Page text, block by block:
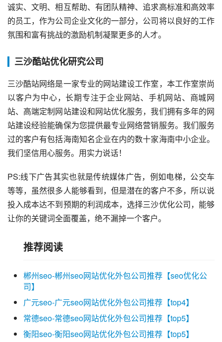
诚实、文明、相互帮助、有团队精神、追求高标准和高效率
的员工，作为公司企业文化的一部分，公司将以良好的工作
氛围和富有挑战的激励机制凝聚更多的人才。
三沙酷站优化研究公司
三沙酷站网络是一家专业的网站建设工作室，本工作室崇尚
以客户为中心，长期专注于企业网站、手机网站、商城网
站、高端定制网站建设和网站优化服务，我们拥有多年的网
站建设经验能确保为您提供最专业网络营销服务。我们服务
过的客户有包括海南知名企业在内的数十家海南中小企业。
我们坚信用心服务。用实力说话！
PS:线下广告其实也就是传统媒体广告，例如电梯，公交车
等等，虽然很多人能够看到，但是潜在的客户不多，所以说
投入成本达不到预期的利润成本，选择三沙优化公司，能够
让你的关键词全面覆盖，绝不漏掉一个客户。
推荐阅读
郴州seo-郴州seo网站优化外包公司推荐【seo优化公
司】
广元seo-广元seo网站优化外包公司推荐【top4】
常德seo-常德seo网站优化外包公司推荐【top5】
衡阳seo-衡阳seo网站优化外包公司推荐【top5】